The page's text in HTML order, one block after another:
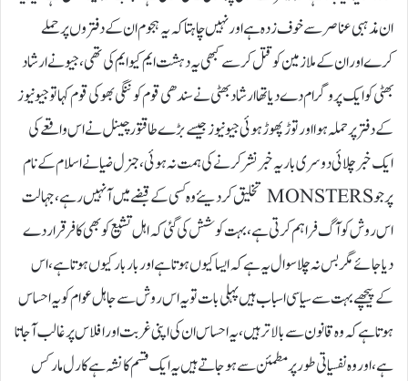
ان مذہبی عناصر سے خوف زدہ ہے اور نہیں چاہتا کہ یہ ہجوم ان کے دفتروں پر حملے
کرے اور ان کے ملازمین کو قتل کر سے کبھی یہ دہشت ایم کیو ایم کی تھی، جیو نے ارشاد
بھٹی کو ایک پروگرام دے دیا تھا ارشاد بھٹی نے سندھی قوم کو ننگی بھوکی قوم کہا تو جیو نیوز
کے دفتر پر حملہ ہوا اور توڑ پھوڑ ہوئی جیو نیوز جیسے بڑے طاقتور چینل نے اس واقعے کی
ایک خبر چلائی دوسری بار یہ خبر نشر کرنے کی ہمت نہ ہوئی، جنرل ضیا نے اسلام کے نام
پر جو MONSTERS تخلیق کر دیئے وہ کسی کے قبضے میں آ نہیں رہے، جہالت
اس روش کو آگ فراہم کرتی ہے، بہت کوشش کی گئی کہ اہل تشیع کو بھی کافر قرار دے
دیا جائے مگر بس نہ چلا سوال یہ ہے کہ ایسا کیوں ہوتا ہے اور بار بار کیوں ہوتا ہے، اس
کے پیچھے بہت سے سیاسی اسباب ہیں پہلی بات تو یہ اس روش سے جاہل عوام کو یہ احساس
ہوتا ہے کہ وہ قانون سے بالاتر ہیں، یہ احساس ان کی اپنی غربت اور افلاس پر غالب آجاتا
ہے، اور وہ نفسیاتی طور پر مطمئن سے ہو جاتے ہیں یہ ایک قسم کا نشہ ہے کارل مارکس